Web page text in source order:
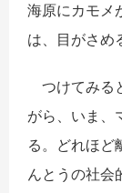
海原にカモメ
は、目がさめ
つけてみる
がら、いま、
る。どれほど
んとうの社会